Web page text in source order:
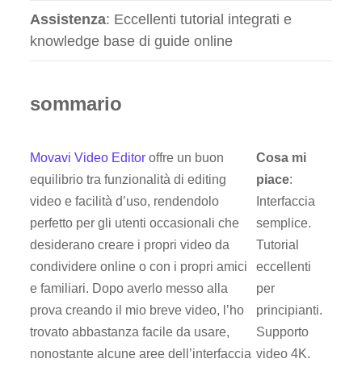
Assistenza: Eccellenti tutorial integrati e
knowledge base di guide online
sommario
Movavi Video Editor offre un buon
equilibrio tra funzionalità di editing
video e facilità d’uso, rendendolo
perfetto per gli utenti occasionali che
desiderano creare i propri video da
condividere online o con i propri amici
e familiari. Dopo averlo messo alla
prova creando il mio breve video, l’ho
trovato abbastanza facile da usare,
nonostante alcune aree dell’interfaccia
Cosa mi
piace:
Interfaccia
semplice.
Tutorial
eccellenti
per
principianti.
Supporto
video 4K.